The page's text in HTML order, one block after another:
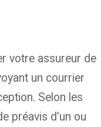
votre assureur de
un courrier
Selon les
préavis d’un ou